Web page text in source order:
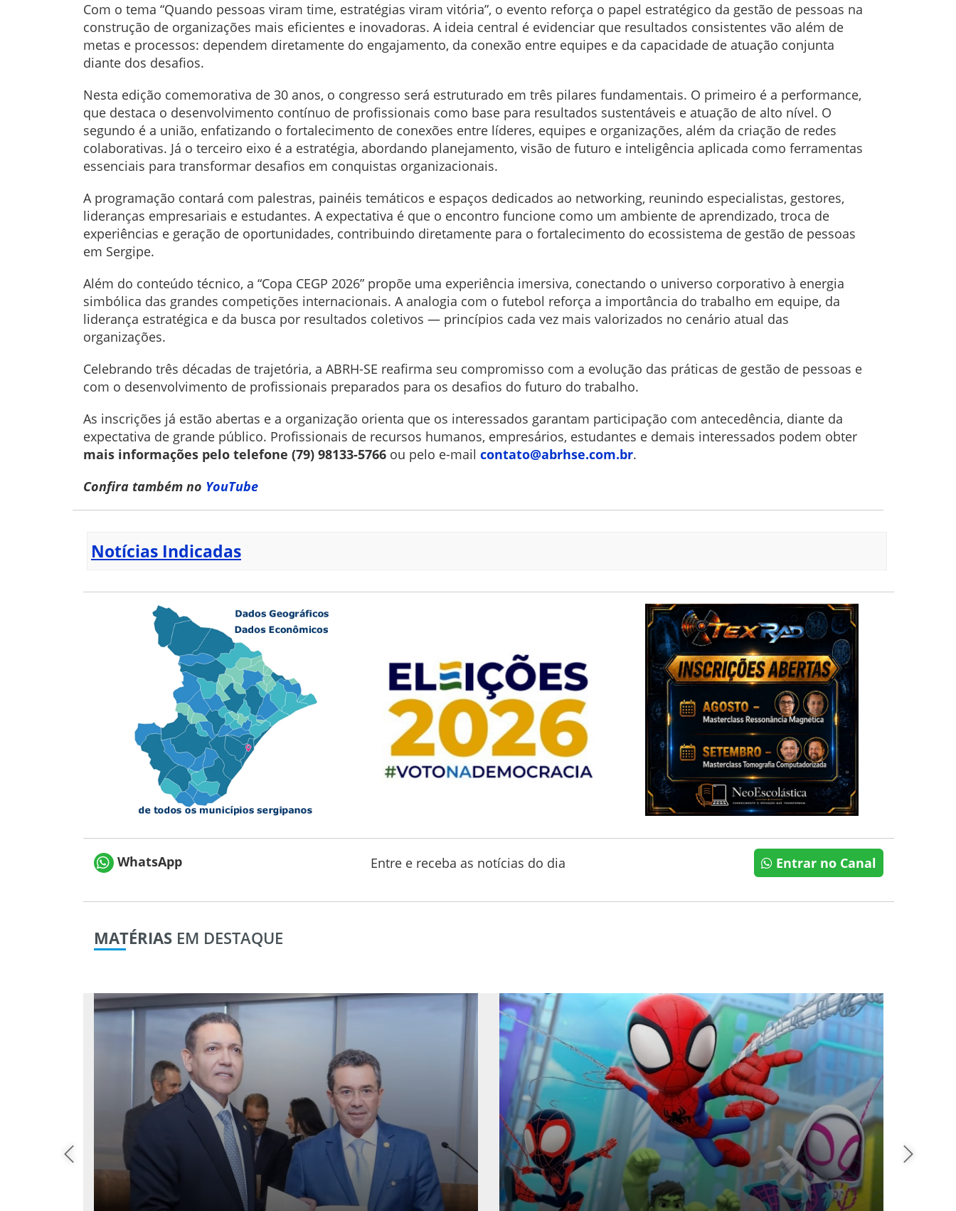
Com o tema “Quando pessoas viram time, estratégias viram vitória”, o evento reforça o papel estratégico da gestão de pessoas na
construção de organizações mais eficientes e inovadoras. A ideia central é evidenciar que resultados consistentes vão além de
metas e processos: dependem diretamente do engajamento, da conexão entre equipes e da capacidade de atuação conjunta
diante dos desafios.
Nesta edição comemorativa de 30 anos, o congresso será estruturado em três pilares fundamentais. O primeiro é a performance,
que destaca o desenvolvimento contínuo de profissionais como base para resultados sustentáveis e atuação de alto nível. O
segundo é a união, enfatizando o fortalecimento de conexões entre líderes, equipes e organizações, além da criação de redes
colaborativas. Já o terceiro eixo é a estratégia, abordando planejamento, visão de futuro e inteligência aplicada como ferramentas
essenciais para transformar desafios em conquistas organizacionais.
A programação contará com palestras, painéis temáticos e espaços dedicados ao networking, reunindo especialistas, gestores,
lideranças empresariais e estudantes. A expectativa é que o encontro funcione como um ambiente de aprendizado, troca de
experiências e geração de oportunidades, contribuindo diretamente para o fortalecimento do ecossistema de gestão de pessoas
em Sergipe.
Além do conteúdo técnico, a “Copa CEGP 2026” propõe uma experiência imersiva, conectando o universo corporativo à energia
simbólica das grandes competições internacionais. A analogia com o futebol reforça a importância do trabalho em equipe, da
liderança estratégica e da busca por resultados coletivos — princípios cada vez mais valorizados no cenário atual das
organizações.
Celebrando três décadas de trajetória, a ABRH-SE reafirma seu compromisso com a evolução das práticas de gestão de pessoas e
com o desenvolvimento de profissionais preparados para os desafios do futuro do trabalho.
As inscrições já estão abertas e a organização orienta que os interessados garantam participação com antecedência, diante da
expectativa de grande público. Profissionais de recursos humanos, empresários, estudantes e demais interessados podem obter
mais informações pelo telefone (79) 98133-5766 ou pelo e-mail contato@abrhse.com.br.
Confira também no YouTube
Notícias Indicadas
WhatsApp Entre e receba as notícias do dia Entrar no Canal
MATÉRIAS EM DESTAQUE